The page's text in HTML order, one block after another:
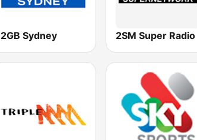
2GB Sydney 2SM Super Radio